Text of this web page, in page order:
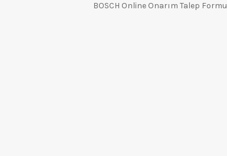
BOSCH Online Onarım Talep Formu